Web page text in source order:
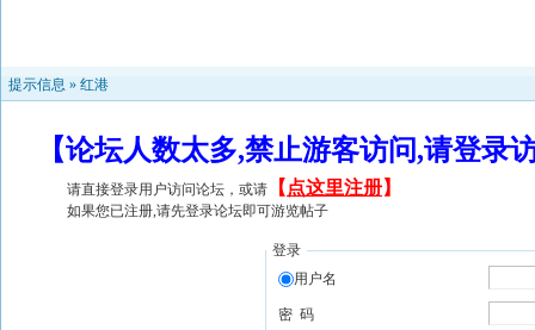
提示信息 » 红港
【论坛人数太多,禁止游客访问,请登
请直接登录用户访问论坛，或请 【 点这里注册】
如果您已注册,请先登录论坛即可游览帖子
登录
用户名
密 码